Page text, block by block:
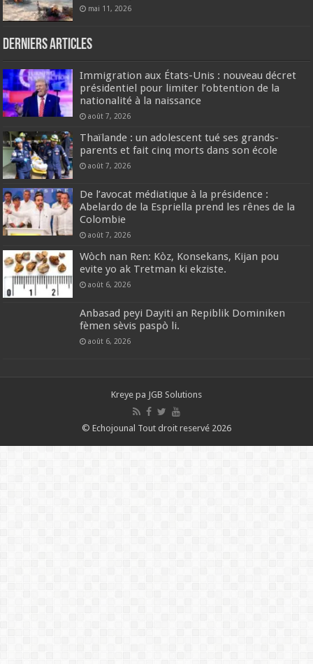
mai 11, 2026
Derniers articles
Immigration aux États-Unis : nouveau décret
présidentiel pour limiter l’obtention de la
nationalité à la naissance
août 7, 2026
Thaïlande : un adolescent tué ses grands-
parents et fait cinq morts dans son école
août 7, 2026
De l’avocat médiatique à la présidence :
Abelardo de la Espriella prend les rênes de la
Colombie
août 7, 2026
Wòch nan Ren: Kòz, Konsekans, Kijan pou
evite yo ak Tretman ki ekziste.
août 6, 2026
Anbasad peyi Dayiti an Repiblik Dominiken
fèmen sèvis paspò li.
août 6, 2026
Kreye pa JGB Solutions
© Echojounal Tout droit reservé 2026